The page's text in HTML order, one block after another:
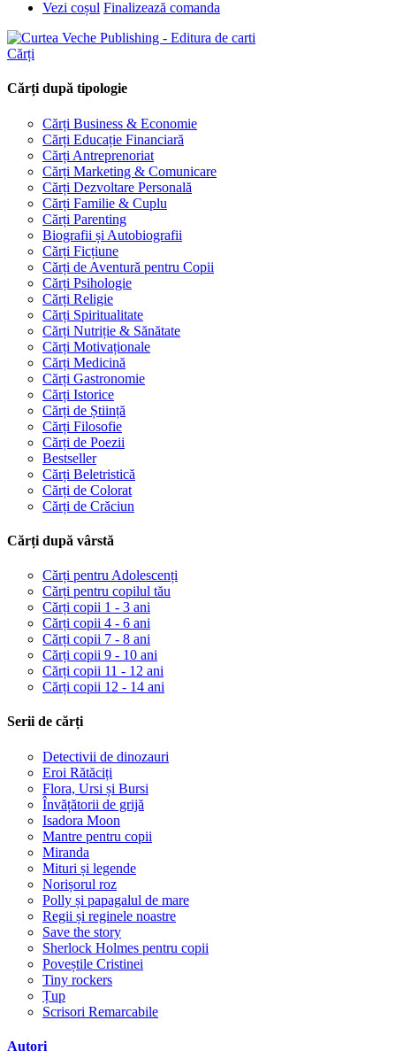
Vezi coșul Finalizează comanda
Cărți
Cărți după tipologie
Cărți Business & Economie
Cărți Educație Financiară
Cărți Antreprenoriat
Cărți Marketing & Comunicare
Cărți Dezvoltare Personală
Cărți Familie & Cuplu
Cărți Parenting
Biografii și Autobiografii
Cărți Ficțiune
Cărți de Aventură pentru Copii
Cărți Psihologie
Cărți Religie
Cărți Spiritualitate
Cărți Nutriție & Sănătate
Cărți Motivaționale
Cărți Medicină
Cărți Gastronomie
Cărți Istorice
Cărți de Știință
Cărți Filosofie
Cărți de Poezii
Bestseller
Cărți Beletristică
Cărți de Colorat
Cărți de Crăciun
Cărți după vârstă
Cărți pentru Adolescenți
Cărți pentru copilul tău
Cărți copii 1 - 3 ani
Cărți copii 4 - 6 ani
Cărți copii 7 - 8 ani
Cărți copii 9 - 10 ani
Cărți copii 11 - 12 ani
Cărți copii 12 - 14 ani
Serii de cărți
Detectivii de dinozauri
Eroi Rătăciți
Flora, Ursi și Bursi
Învățătorii de grijă
Isadora Moon
Mantre pentru copii
Miranda
Mituri și legende
Norișorul roz
Polly și papagalul de mare
Regii și reginele noastre
Save the story
Sherlock Holmes pentru copii
Poveștile Cristinei
Tiny rockers
Țup
Scrisori Remarcabile
Autori